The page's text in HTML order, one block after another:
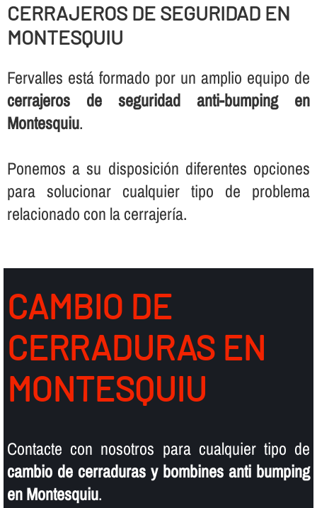
CERRAJEROS DE SEGURIDAD EN
MONTESQUIU
Fervalles está formado por un amplio equipo de
cerrajeros de seguridad anti-bumping en
Montesquiu.
Ponemos a su disposición diferentes opciones
para solucionar cualquier tipo de problema
relacionado con la cerrajerí­a.
CAMBIO DE
CERRADURAS EN
MONTESQUIU
Contacte con nosotros para cualquier tipo de
cambio de cerraduras y bombines anti bumping
en Montesquiu.